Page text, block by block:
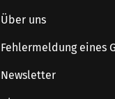
Über uns
Fehlermeldung eines
Newsletter